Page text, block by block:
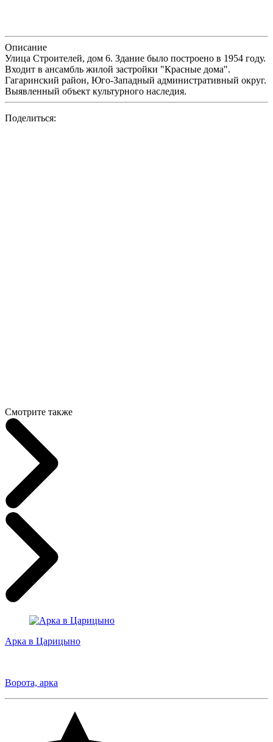
Описание
Улица Строителей, дом 6. Здание было построено в 1954 году.
Входит в ансамбль жилой застройки "Красные дома".
Гагаринский район, Юго-Западный административный округ.
Выявленный объект культурного наследия.
Поделиться:
Смотрите также
Арка в Царицыно
Ворота, арка